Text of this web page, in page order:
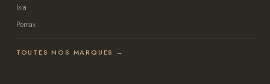
Ixia
Pomax
TOUTES NOS MARQUES →